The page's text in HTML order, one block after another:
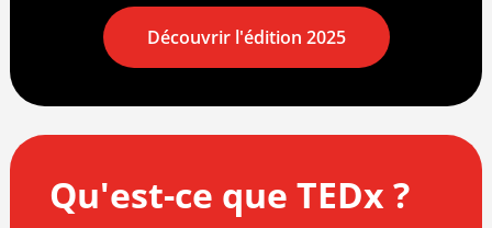
Découvrir l'édition 2025
Qu'est-ce que TEDx ?